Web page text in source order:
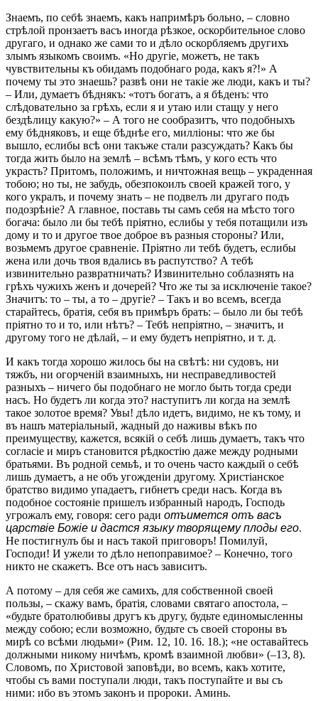
Знаемъ, по себѣ знаемъ, какъ напримѣръ больно, – словно
стрѣлой пронзаетъ васъ иногда рѣзкое, оскорбительное слово
другаго, и однако же сами то и дѣло оскорбляемъ другихъ
злымъ языкомъ своимъ. «Но другіе, можетъ, не такъ
чувствительны къ обидамъ подобнаго рода, какъ я?!» А
почему ты это знаешь? развѣ они не такіе же люди, какъ и ты?
– Или, думаетъ бѣднякъ: «тотъ богатъ, а я бѣденъ: что
слѣдовательно за грѣхъ, если я и утаю или стащу у него
бездѣлицу какую?» – А того не сообразитъ, что подобныхъ
ему бѣдняковъ, и еще бѣднѣе его, милліоны: что же бы
вышло, еслибы всѣ они такъже стали разсуждать? Какъ бы
тогда жить было на землѣ – всѣмъ тѣмъ, у кого есть что
украсть? Притомъ, положимъ, и ничтожная вещь – украденная
тобою; но ты, не забудь, обезпокоилъ своей кражей того, у
кого укралъ, и почему знать – не подвелъ ли другаго подъ
подозрѣніе? А главное, поставь ты самъ себя на мѣсто того
богача: было ли бы тебѣ пріятно, еслибы у тебя потащили изъ
дому и то и другое твое доброе въ разныя стороны? Или,
возьмемъ другое сравненіе. Пріятно ли тебѣ будетъ, еслибы
жена или дочь твоя вдались въ распутство? А тебѣ
извинительно развратничать? Извинительно соблазнять на
грѣхъ чужихъ женъ и дочерей? Что же ты за исключеніе такое?
Значитъ: то – ты, а то – другіе? – Такъ и во всемъ, всегда
старайтесь, братія, себя въ примѣръ брать: – было ли бы тебѣ
пріятно то и то, или нѣтъ? – Тебѣ непріятно, – значитъ, и
другому того не дѣлай, – и ему будетъ непріятно, и т. д.
И какъ тогда хорошо жилось бы на свѣтѣ: ни судовъ, ни
тяжбъ, ни огорченій взаимныхъ, ни несправедливостей
разныхъ – ничего бы подобнаго не могло быть тогда среди
насъ. Но будетъ ли когда это? наступитъ ли когда на землѣ
такое золотое время? Увы! дѣло идетъ, видимо, не къ тому, и
въ нашъ матеріальный, жадный до наживы вѣкъ по
преимуществу, кажется, всякій о себѣ лишь думаетъ, такъ что
согласіе и миръ становится рѣдкостію даже между родными
братьями. Въ родной семьѣ, и то очень часто каждый о себѣ
лишь думаетъ, а не объ угожденіи другому. Христіанское
братство видимо упадаетъ, гибнетъ среди насъ. Когда въ
подобное состояніе пришелъ избранный народъ, Господь
угрожалъ ему, говоря: сего ради отъимется отъ васъ
царствіе Божіе и дастся языку творящему плоды его.
Не постигнулъ бы и насъ такой приговоръ! Помилуй,
Господи! И ужели то дѣло непоправимое? – Конечно, того
никто не скажетъ. Все отъ насъ зависитъ.
А потому – для себя же самихъ, для собственной своей
пользы, – скажу вамъ, братія, словами святаго апостола, –
«будьте братолюбивы другъ къ другу, будьте единомысленны
между собою; если возможно, будьте съ своей стороны въ
мирѣ со всѣми людьми» (Рим. 12, 10. 16. 18.); «не оставайтесь
должными никому ничѣмъ, кромѣ взаимной любви» (–13, 8).
Словомъ, по Христовой заповѣди, во всемъ, какъ хотите,
чтобы съ вами поступали люди, такъ поступайте и вы съ
ними: ибо въ этомъ законъ и пророки. Аминь.